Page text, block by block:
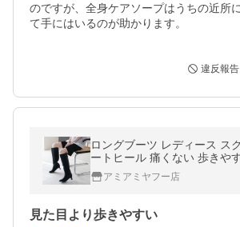
のですが、全身ケアソープはうちの近所
て手にはいるのが助かります。
違反報告
ロングブーツ レディース ス
ートヒール 痛くない 歩きや
miamiアミアミ
アミアミヤフー店
見た目より歩きやすい